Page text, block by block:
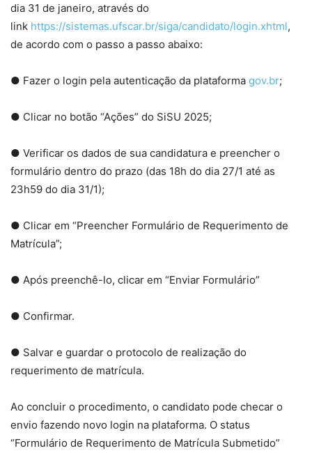
dia 31 de janeiro, através do
link https://sistemas.ufscar.br/siga/candidato/login.xhtml,
de acordo com o passo a passo abaixo:
● Fazer o login pela autenticação da plataforma gov.br;
● Clicar no botão “Ações” do SiSU 2025;
● Verificar os dados de sua candidatura e preencher o
formulário dentro do prazo (das 18h do dia 27/1 até as
23h59 do dia 31/1);
● Clicar em “Preencher Formulário de Requerimento de
Matrícula”;
● Após preenchê-lo, clicar em “Enviar Formulário”
● Confirmar.
● Salvar e guardar o protocolo de realização do
requerimento de matrícula.
Ao concluir o procedimento, o candidato pode checar o
envio fazendo novo login na plataforma. O status
“Formulário de Requerimento de Matrícula Submetido”